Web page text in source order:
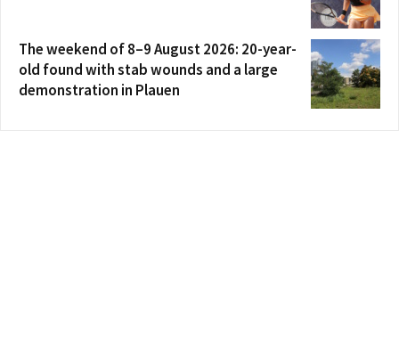
The weekend of 8–9 August 2026: 20-year-
old found with stab wounds and a large
demonstration in Plauen